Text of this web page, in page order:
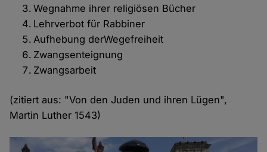
Wegnahme ihrer religiösen Bücher
Lehrverbot für Rabbiner
Aufhebung derWegefreiheit
Zwangsenteignung
Zwangsarbeit
(zitiert aus: "Von den Juden und ihren Lügen",
Martin Luther 1543)